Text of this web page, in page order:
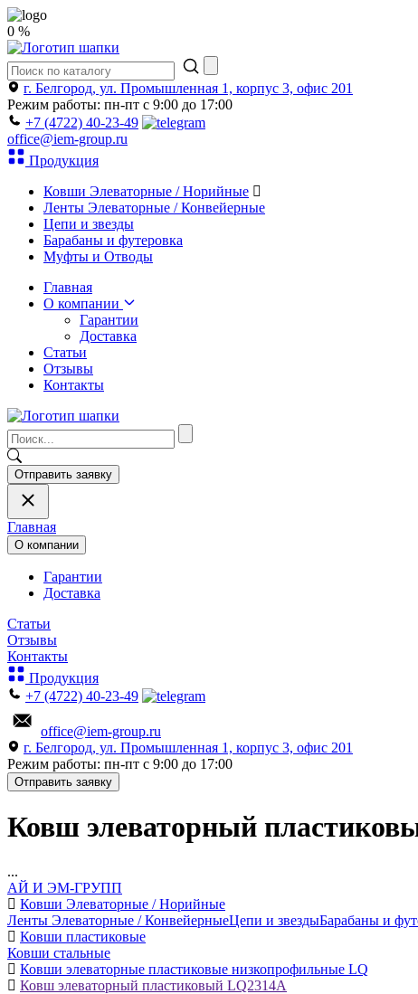
0 %
г. Белгород, ул. Промышленная 1, корпус 3, офис 201
Режим работы: пн-пт с 9:00 до 17:00
+7 (4722) 40-23-49
office@iem-group.ru
Продукция
Ковши Элеваторные / Норийные
Ленты Элеваторные / Конвейерные
Цепи и звезды
Барабаны и футеровка
Муфты и Отводы
Главная
О компании
Гарантии
Доставка
Статьи
Отзывы
Контакты
Отправить заявку
Главная
О компании
Гарантии
Доставка
Статьи
Отзывы
Контакты
Продукция
+7 (4722) 40-23-49
office@iem-group.ru
г. Белгород, ул. Промышленная 1, корпус 3, офис 201
Режим работы: пн-пт с 9:00 до 17:00
Отправить заявку
Ковш элеваторный
...
АЙ И ЭМ-ГРУПП
Ковши Элеваторные / Норийные
Ленты Элеваторные / КонвейерныеЦепи и звездыБарабаны и
Ковши пластиковые
Ковши стальные
Ковши элеваторные пластиковые низкопрофильные LQ
Ковш элеваторный пластиковый LQ2314A